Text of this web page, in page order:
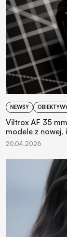
NEWSY
Viltrox AF 35
modele z nowej,
20.04.2026